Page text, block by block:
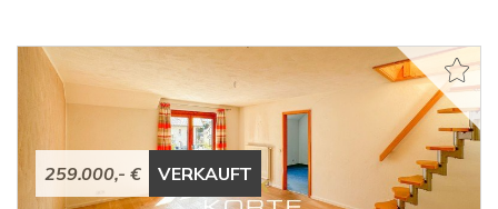
259.000,- € VERKAUFT